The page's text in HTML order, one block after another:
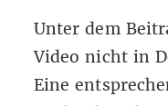
Unter dem
Video nicht in
Eine